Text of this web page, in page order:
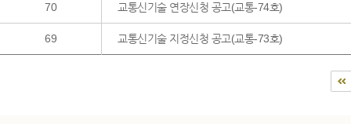
70 교통신기술 연장신청 공고(교통-74호)
69 교통신기술 지정신청 공고(교통-73호)